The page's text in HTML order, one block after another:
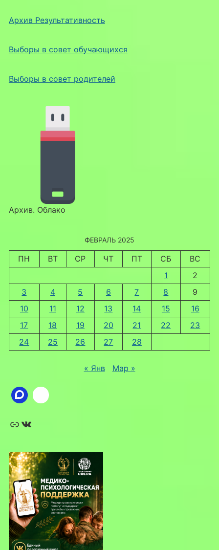
Архив Результативность
Выборы в совет обучающихся
Выборы в совет родителей
Архив. Облако
ФЕВРАЛЬ 2025
ПН ВТ СР ЧТ ПТ СБ
ВС
1
2
3
4 5 6 7 8
9
10
11 12 13 14 15
16
17
18 19 20 21 22
23
24
25 26 27 28
« Янв Мар »